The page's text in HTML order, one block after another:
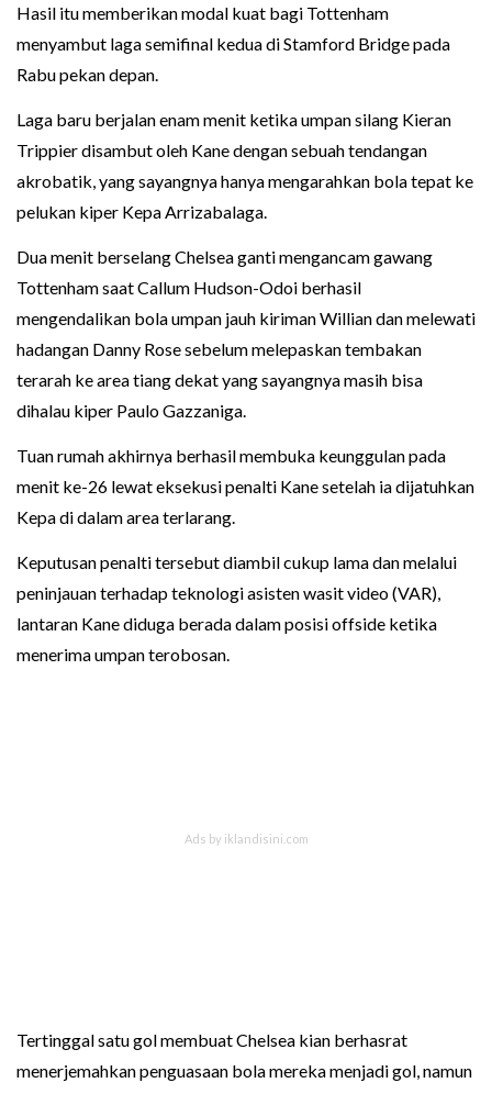
Hasil itu memberikan modal kuat bagi Tottenham
menyambut laga semifinal kedua di Stamford Bridge pada
Rabu pekan depan.
Laga baru berjalan enam menit ketika umpan silang Kieran
Trippier disambut oleh Kane dengan sebuah tendangan
akrobatik, yang sayangnya hanya mengarahkan bola tepat ke
pelukan kiper Kepa Arrizabalaga.
Dua menit berselang Chelsea ganti mengancam gawang
Tottenham saat Callum Hudson-Odoi berhasil
mengendalikan bola umpan jauh kiriman Willian dan melewati
hadangan Danny Rose sebelum melepaskan tembakan
terarah ke area tiang dekat yang sayangnya masih bisa
dihalau kiper Paulo Gazzaniga.
Tuan rumah akhirnya berhasil membuka keunggulan pada
menit ke-26 lewat eksekusi penalti Kane setelah ia dijatuhkan
Kepa di dalam area terlarang.
Keputusan penalti tersebut diambil cukup lama dan melalui
peninjauan terhadap teknologi asisten wasit video (VAR),
lantaran Kane diduga berada dalam posisi offside ketika
menerima umpan terobosan.
Tertinggal satu gol membuat Chelsea kian berhasrat
menerjemahkan penguasaan bola mereka menjadi gol, namun